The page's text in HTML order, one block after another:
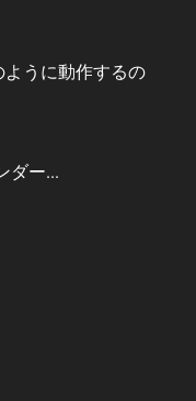
うに動作するの
ダー...